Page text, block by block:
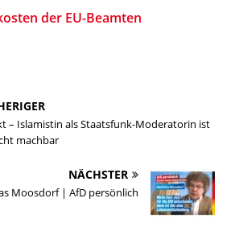
der EU-Beamten
– Islamistin als Staatsfunk-Moderatorin ist
machbar
NÄCHSTER
Moosdorf | AfD persönlich